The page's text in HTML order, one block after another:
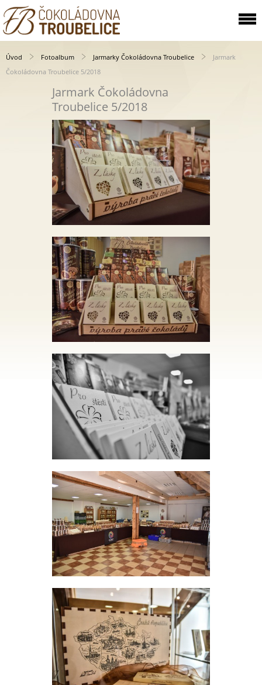
Úvod Fotoalbum Jarmarky Čokoládovna Troubelice
Jarmark
Čokoládovna Troubelice 5/2018
Jarmark Čokoládovna
Troubelice 5/2018